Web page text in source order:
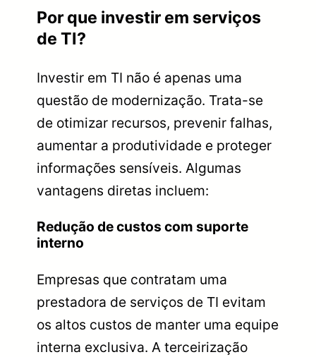
Por que investir em serviços
de TI?
Investir em TI não é apenas uma
questão de modernização. Trata-se
de otimizar recursos, prevenir falhas,
aumentar a produtividade e proteger
informações sensíveis. Algumas
vantagens diretas incluem:
Redução de custos com suporte
interno
Empresas que contratam uma
prestadora de serviços de TI evitam
os altos custos de manter uma equipe
interna exclusiva. A terceirização